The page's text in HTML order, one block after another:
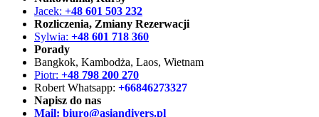
Jacek: +48 601 503 232
Rozliczenia, Zmiany Rezerwacji
Sylwia: +48 601 718 360
Porady
Bangkok, Kambodża, Laos, Wietnam
Piotr: +48 798 200 270
Robert Whatsapp: +66846273327
Napisz do nas
Mail: biuro@asiandivers.pl